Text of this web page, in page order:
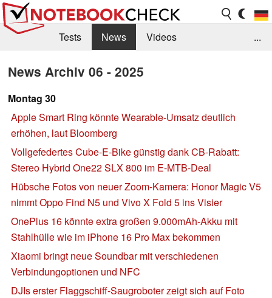
Tests News
Videos
Forum
...
News Archiv 06 - 2025
Montag 30
Apple Smart Ring könnte Wearable-Umsatz deutlich
erhöhen, laut Bloomberg
Vollgefedertes Cube-E-Bike günstig dank CB-Rabatt:
Stereo Hybrid One22 SLX 800 im E-MTB-Deal
Hübsche Fotos von neuer Zoom-Kamera: Honor Magic V5
nimmt Oppo Find N5 und Vivo X Fold 5 ins Visier
OnePlus 16 könnte extra großen 9.000mAh-Akku mit
Stahlhülle wie im iPhone 16 Pro Max bekommen
Xiaomi bringt neue Soundbar mit verschiedenen
Verbindungoptionen und NFC
DJIs erster Flaggschiff-Saugroboter zeigt sich auf Foto